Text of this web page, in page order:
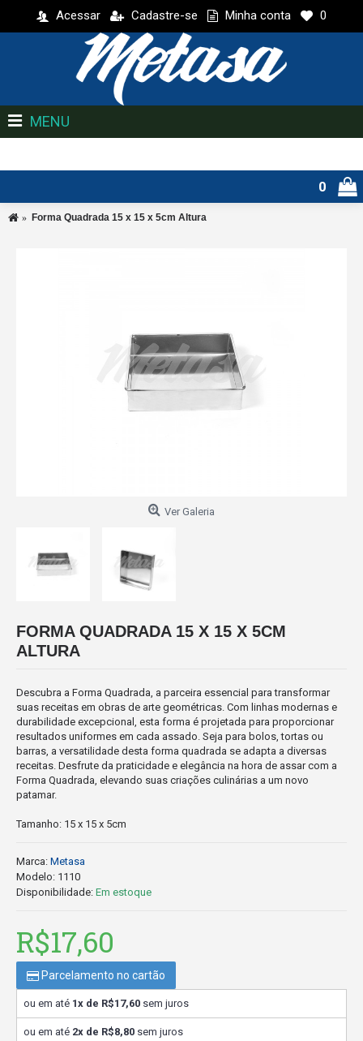
Acessar Cadastre-se Minha conta 0
MENU
0
Forma Quadrada 15 x 15 x 5cm Altura
Ver Galeria
FORMA QUADRADA 15 X 15 X 5CM
ALTURA
Descubra a Forma Quadrada, a parceira essencial para transformar
suas receitas em obras de arte geométricas. Com linhas modernas e
durabilidade excepcional, esta forma é projetada para proporcionar
resultados uniformes em cada assado. Seja para bolos, tortas ou
barras, a versatilidade desta forma quadrada se adapta a diversas
receitas. Desfrute da praticidade e elegância na hora de assar com a
Forma Quadrada, elevando suas criações culinárias a um novo
patamar.
Tamanho: 15 x 15 x 5cm
Marca: Metasa
Modelo: 1110
Disponibilidade: Em estoque
R$17,60
Parcelamento no cartão
ou em até 1x de R$17,60 sem juros
ou em até 2x de R$8,80 sem juros